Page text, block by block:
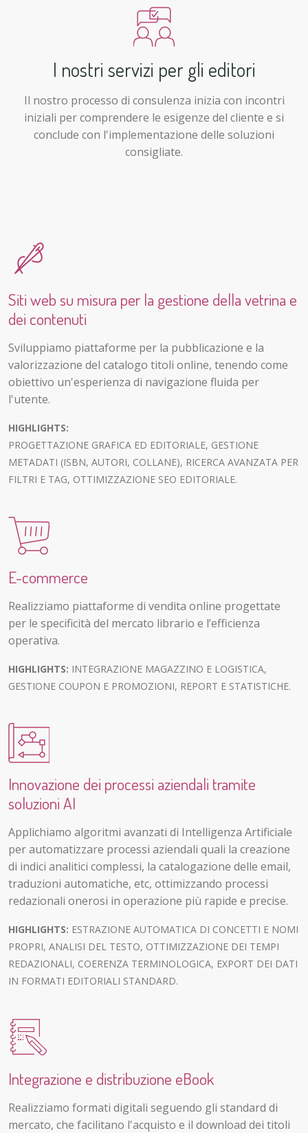
I nostri servizi per gli editori
Il nostro processo di consulenza inizia con incontri
iniziali per comprendere le esigenze del cliente e si
conclude con l'implementazione delle soluzioni
consigliate.
Siti web su misura per la gestione della vetrina e
dei contenuti
Sviluppiamo piattaforme per la pubblicazione e la
valorizzazione del catalogo titoli online, tenendo come
obiettivo un'esperienza di navigazione fluida per
l'utente.
HIGHLIGHTS:
PROGETTAZIONE GRAFICA ED EDITORIALE, GESTIONE
METADATI (ISBN, AUTORI, COLLANE), RICERCA AVANZATA PER
FILTRI E TAG, OTTIMIZZAZIONE SEO EDITORIALE.
E-commerce
Realizziamo piattaforme di vendita online progettate
per le specificità del mercato librario e l’efficienza
operativa.
HIGHLIGHTS: INTEGRAZIONE MAGAZZINO E LOGISTICA,
GESTIONE COUPON E PROMOZIONI, REPORT E STATISTICHE.
Innovazione dei processi aziendali tramite
soluzioni AI
Applichiamo algoritmi avanzati di Intelligenza Artificiale
per automatizzare processi aziendali quali la creazione
di indici analitici complessi, la catalogazione delle email,
traduzioni automatiche, etc, ottimizzando processi
redazionali onerosi in operazione più rapide e precise.
HIGHLIGHTS: ESTRAZIONE AUTOMATICA DI CONCETTI E NOMI
PROPRI, ANALISI DEL TESTO, OTTIMIZZAZIONE DEI TEMPI
REDAZIONALI, COERENZA TERMINOLOGICA, EXPORT DEI DATI
IN FORMATI EDITORIALI STANDARD.
Integrazione e distribuzione eBook
Realizziamo formati digitali seguendo gli standard di
mercato, che facilitano l'acquisto e il download dei titoli